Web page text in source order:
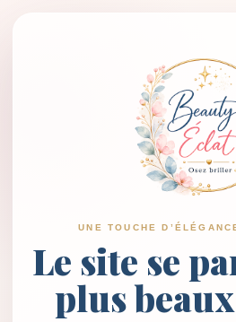
UNE TOUCHE
Le site se
plus